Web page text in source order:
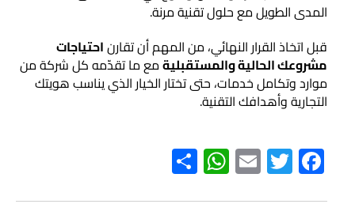
المدى الطويل مع حلول تقنية مرنة.
قبل اتخاذ القرار النهائي، من المهم أن تقارناحتياجات
مشروعك الحالية والمستقبليةمع ما تقدّمه كل شركة من
موارد وتكامل خدمات، حتى تختار الخيار الذي يناسب هويتك
التجارية وأهدافك التقنية.
Facebook
Twitter
Email
WhatsApp